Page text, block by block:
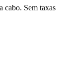
cabo. Sem taxas